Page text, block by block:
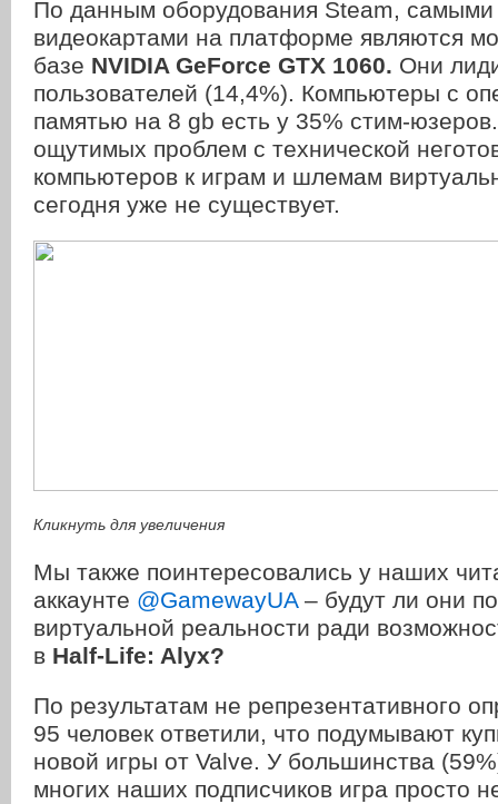
По данным оборудования Steam,
видеокартами на платформе являются
базе NVIDIA GeForce GTX 1060. Они
пользователей (14,4%). Компьютеры с
памятью на 8 gb есть у 35% стим-
ощутимых проблем с технической
компьютеров к играм и шлемам
сегодня уже не существует.
Кликнуть для увеличения
Мы также поинтересовались у наших
аккаунте @GamewayUA – будут ли они
виртуальной реальности ради
в Half-Life: Alyx?
По результатам не репрезентативного
95 человек ответили, что подумывают
новой игры от Valve. У большинства
многих наших подписчиков игра просто